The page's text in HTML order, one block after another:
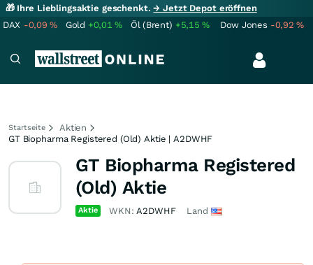
🎁 Ihre Lieblingsaktie geschenkt.→ Jetzt Depot eröffnen
DAX -0,09% Gold +0,01% Öl (Brent) +5,15% Dow Jones -0,92%
Startseite
Aktien
GT Biopharma Registered (Old) Aktie | A2DWHF
GT Biopharma Registered
(Old) Aktie
Aktie WKN:A2DWHF Land